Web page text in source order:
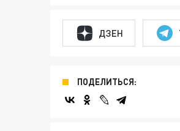
ДЗЕН
ПОДЕЛИТЬСЯ: